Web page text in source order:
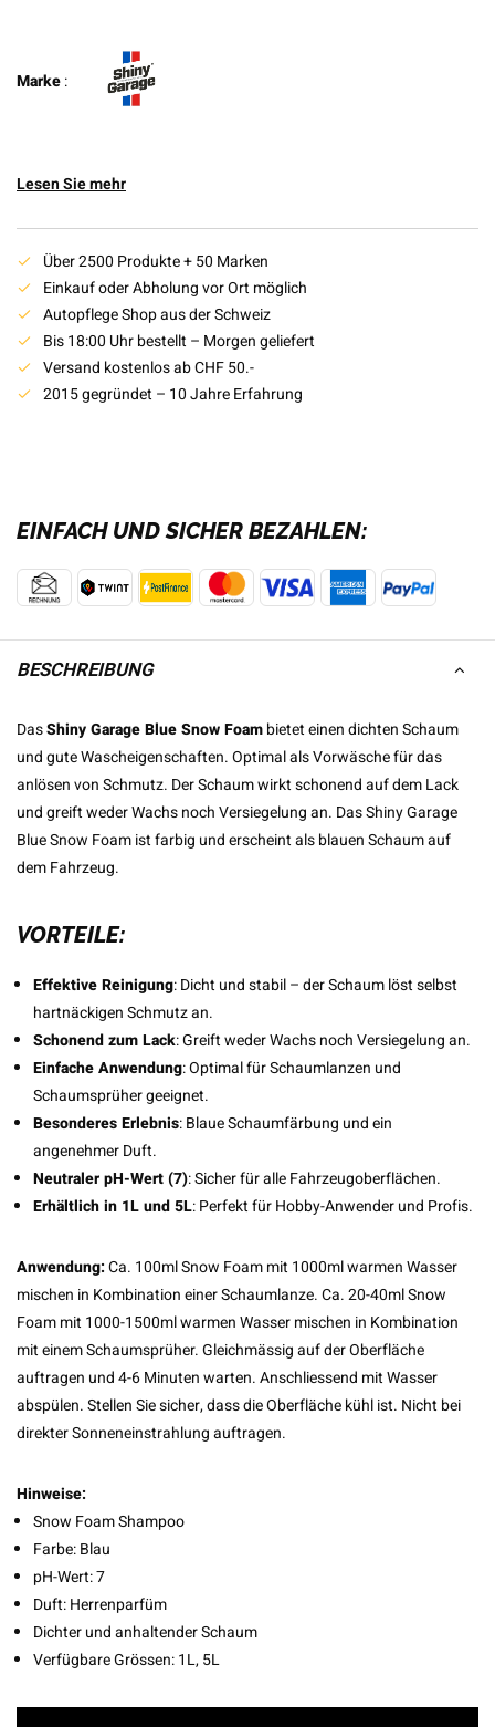
Marke:
Lesen Sie mehr
Über 2500 Produkte + 50 Marken
Einkauf oder Abholung vor Ort möglich
Autopflege Shop aus der Schweiz
Bis 18:00 Uhr bestellt – Morgen geliefert
Versand kostenlos ab CHF 50.-
2015 gegründet – 10 Jahre Erfahrung
EINFACH UND SICHER BEZAHLEN:
BESCHREIBUNG
DasShiny Garage Blue Snow Foambietet einen dichten Schaum
und gute Wascheigenschaften. Optimal als Vorwäsche für das
anlösen von Schmutz. Der Schaum wirkt schonend auf dem Lack
und greift weder Wachs noch Versiegelung an. Das Shiny Garage
Blue Snow Foam ist farbig und erscheint als blauen Schaum auf
dem Fahrzeug.
VORTEILE:
Effektive Reinigung: Dicht und stabil – der Schaum löst selbst
hartnäckigen Schmutz an.
Schonend zum Lack: Greift weder Wachs noch Versiegelung an.
Einfache Anwendung: Optimal für Schaumlanzen und
Schaumsprüher geeignet.
Besonderes Erlebnis: Blaue Schaumfärbung und ein
angenehmer Duft.
Neutraler pH-Wert (7): Sicher für alle Fahrzeugoberflächen.
Erhältlich in 1L und 5L: Perfekt für Hobby-Anwender und Profis.
Anwendung:Ca. 100ml Snow Foam mit 1000ml warmen Wasser
mischen in Kombination einer Schaumlanze. Ca. 20-40ml Snow
Foam mit 1000-1500ml warmen Wasser mischen in Kombination
mit einem Schaumsprüher. Gleichmässig auf der Oberfläche
auftragen und 4-6 Minuten warten. Anschliessend mit Wasser
abspülen. Stellen Sie sicher, dass die Oberfläche kühl ist. Nicht bei
direkter Sonneneinstrahlung auftragen.
Hinweise:
Snow Foam Shampoo
Farbe: Blau
pH-Wert: 7
Duft: Herrenparfüm
Dichter und anhaltender Schaum
Verfügbare Grössen: 1L, 5L